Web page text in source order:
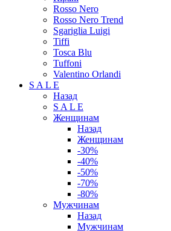
Rosso Nero
Rosso Nero Trend
Sgariglia Luigi
Tiffi
Tosca Blu
Tuffoni
Valentino Orlandi
S A L E
Назад
S A L E
Женщинам
Назад
Женщинам
-30%
-40%
-50%
-70%
-80%
Мужчинам
Назад
Мужчинам